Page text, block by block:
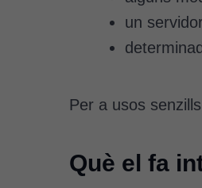
un
Per a usos
Què el fa